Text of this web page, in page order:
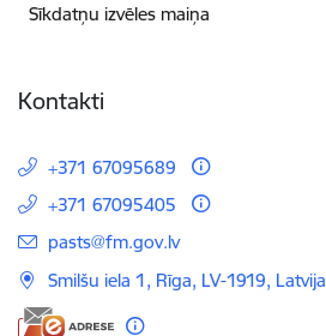
Sīkdatņu izvēles maiņa
Kontakti
+371 67095689
+371 67095405
E-pasts:
pasts@fm.gov.lv
Smilšu iela 1, Rīga, LV-1919, Latvija